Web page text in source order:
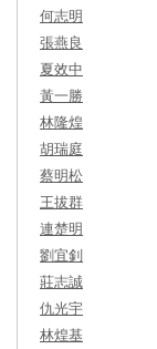
何志明
張燕良
夏效中
黃一勝
林隆煌
胡瑞庭
蔡明松
王拔群
連楚明
劉宜釗
莊志誠
仇光宇
林煌基